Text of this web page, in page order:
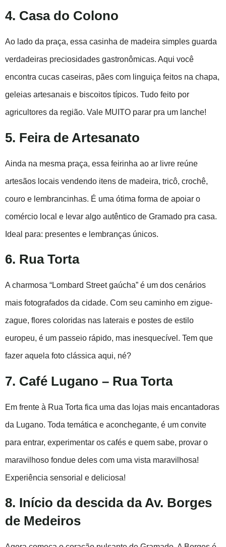
4. Casa do Colono
Ao lado da praça, essa casinha de madeira simples guarda
verdadeiras preciosidades gastronômicas. Aqui você
encontra cucas caseiras, pães com linguiça feitos na chapa,
geleias artesanais e biscoitos típicos. Tudo feito por
agricultores da região. Vale MUITO parar pra um lanche!
5. Feira de Artesanato
Ainda na mesma praça, essa feirinha ao ar livre reúne
artesãos locais vendendo itens de madeira, tricô, crochê,
couro e lembrancinhas. É uma ótima forma de apoiar o
comércio local e levar algo autêntico de Gramado pra casa.
Ideal para: presentes e lembranças únicos.
6. Rua Torta
A charmosa “Lombard Street gaúcha” é um dos cenários
mais fotografados da cidade. Com seu caminho em zigue-
zague, flores coloridas nas laterais e postes de estilo
europeu, é um passeio rápido, mas inesquecível. Tem que
fazer aquela foto clássica aqui, né?
7. Café Lugano – Rua Torta
Em frente à Rua Torta fica uma das lojas mais encantadoras
da Lugano. Toda temática e aconchegante, é um convite
para entrar, experimentar os cafés e quem sabe, provar o
maravilhoso fondue deles com uma vista maravilhosa!
Experiência sensorial e deliciosa!
8. Início da descida da Av. Borges
de Medeiros